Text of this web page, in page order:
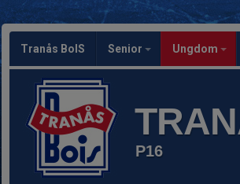
Tranås BoIS Senior Ungdom
P16